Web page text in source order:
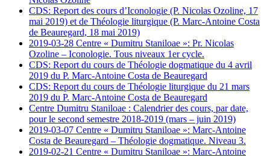
CDS: Report des cours d’Iconologie (P. Nicolas Ozoline, 17
mai 2019) et de Théologie liturgique (P. Marc-Antoine Costa
de Beauregard, 18 mai 2019)
2019-03-28 Centre « Dumitru Staniloae »: Pr. Nicolas
Ozoline – Iconologie. Tous niveaux 1er cycle.
CDS: Report du cours de Théologie dogmatique du 4 avril
2019 du P. Marc-Antoine Costa de Beauregard
CDS: Report du cours de Théologie liturgique du 21 mars
2019 du P. Marc-Antoine Costa de Beauregard
Centre Dumitru Staniloae : Calendrier des cours, par date,
pour le second semestre 2018-2019 (mars – juin 2019)
2019-03-07 Centre « Dumitru Staniloae »: Marc-Antoine
Costa de Beauregard – Théologie dogmatique. Niveau 3.
2019-02-21 Centre « Dumitru Staniloae »: Marc-Antoine